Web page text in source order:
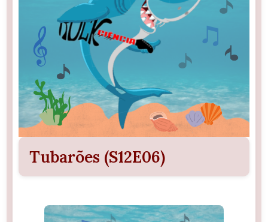
Tubarões (S12E06)